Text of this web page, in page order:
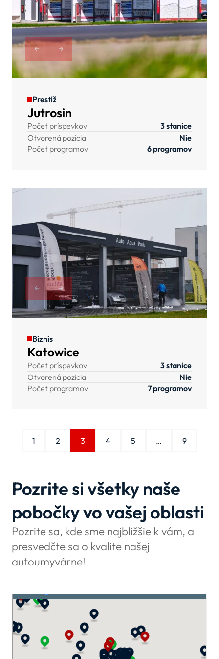
Prestíž
Jutrosin
Počet príspevkov
3 stanice
Otvorená pozícia
Nie
Počet programov
6 programov
Biznis
Katowice
Počet príspevkov
3 stanice
Otvorená pozícia
Nie
Počet programov
7 programov
1 2 3 4 5 … 9
Pozrite si všetky naše
pobočky vo vašej oblasti
Pozrite sa, kde sme najbližšie k vám, a
presvedčte sa o kvalite našej
autoumyvárne!